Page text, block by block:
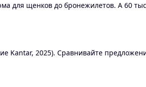
для щенков до бронежилетов. А 60
Kantar, 2025). Сравнивайте